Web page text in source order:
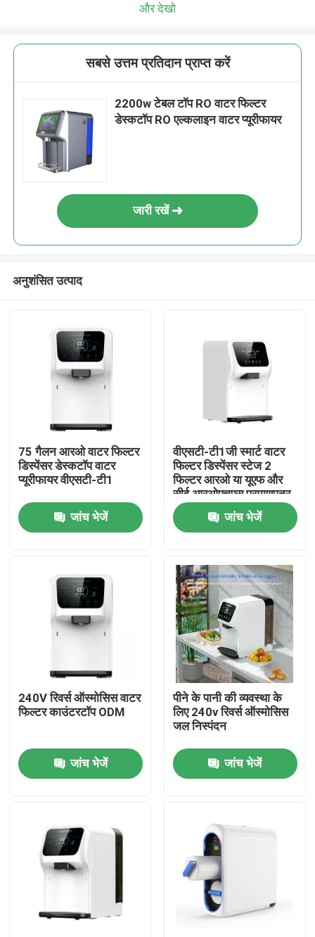
घर
हमारे बारे में
गुणवत्ता नियंत्रण
संपर्क करें
मामलों
एक उद्धरण का अनुरोध करें
और देखो
सबसे उत्तम प्रतिदान प्राप्त करें
2200w टेबल टॉप RO वाटर फिल्टर
डेस्कटॉप RO एल्कलाइन वाटर प्यूरीफायर
जारी रखें
अनुशंसित उत्पाद
75 गैलन आरओ वाटर फिल्टर
डिस्पेंसर डेस्कटॉप वाटर
प्यूरीफायर वीएसटी-टी1
जांच भेजें
वीएसटी-टी1जी स्मार्ट वाटर
फिल्टर डिस्पेंसर स्टेज 2
फिल्टर आरओ या यूएफ और
सीई आरओएचएस प्रमाणपत्र
जांच भेजें
240V रिवर्स ऑस्मोसिस वाटर
फिल्टर काउंटरटॉप ODM
जांच भेजें
पीने के पानी की व्यवस्था के
लिए 240v रिवर्स ऑस्मोसिस
जल निस्पंदन
जांच भेजें